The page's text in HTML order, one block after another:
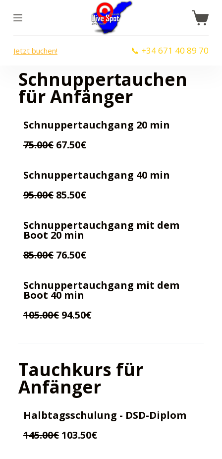
Z
Jetzt buchen! 📞 +34 671 40 89 70
Schnuppertauchen
für Anfänger
Schnuppertauchgang 20 min
75.00€67.50€
Schnuppertauchgang 40 min
95.00€85.50€
Schnuppertauchgang mit dem
Boot 20 min
85.00€76.50€
Schnuppertauchgang mit dem
Boot 40 min
105.00€94.50€
Tauchkurs für
Anfänger
Halbtagsschulung - DSD-Diplom
145.00€103.50€